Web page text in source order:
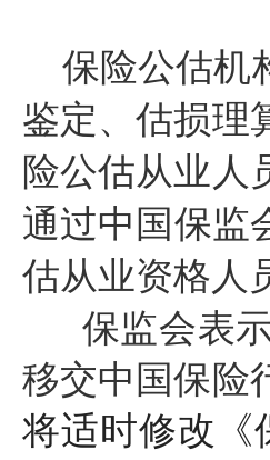
保险公估机
鉴定、估损理
险公估从业人
通过中国保监
估从业资格人
保监会表
移交中国保险
将适时修改《